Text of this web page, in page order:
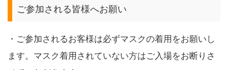
ご参加される皆様へお願い
・ご参加されるお客様は必ずマスクの着用をお願いし
ます。マスク着用されていない方はご入場をお断りさ